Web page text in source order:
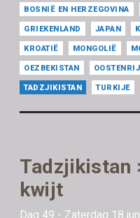
BOSNIË EN HERZEGOVINA
GRIEKENLAND JAPAN
KROATIË MONGOLIË
OEZBEKISTAN
TADZJIKISTAN TURKIJE
Tadzjikistan
kwijt
Dag 49 - Zaterdag 18